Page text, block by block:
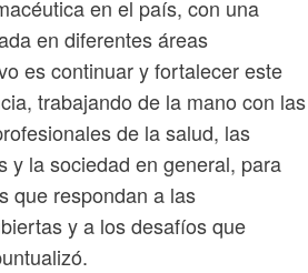
en el país, con una
en diferentes áreas
es continuar y fortalecer este
trabajando de la mano con las
de la salud, las
y la sociedad en general, para
que respondan a las
y a los desafíos que